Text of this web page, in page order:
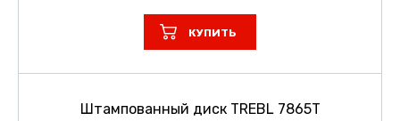
КУПИТЬ
Штампованный диск TREBL 7865T